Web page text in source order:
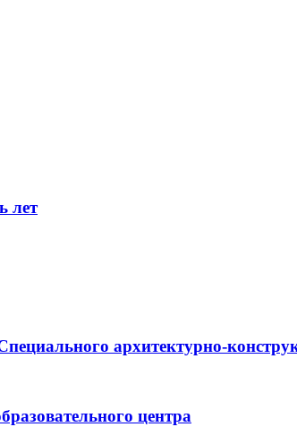
лет
архитектурно-
центра